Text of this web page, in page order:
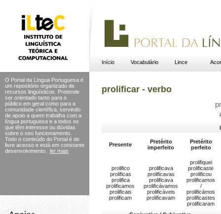
Início Vocabulário Lince
O Portal da Língua Portuguesa é
um repositório organizado de
recursos linguísticos. Pretende
ser orientado tanto para o
público em geral como para a
comunidade científica, servindo
de apoio a quem trabalha com a
língua portuguesa e a todos os
que têm interesse ou dúvidas
sobre o seu funcionamento.
Todo o conteúdo do Portal é de
livre acesso e está em constante
desenvolvimento.
ler mais
prolificar - verbo
Presente
Pretérito
imperfeito
Pretérito
perfeito
prolifico
prolificas
prolifica
prolificamos
prolificais
prolificam
prolificava
prolificavas
prolificava
prolificávamos
prolificáveis
prolificavam
prolifiquei
prolificaste
prolificou
prolificamos
/
prolificámos
prolificastes
prolificaram